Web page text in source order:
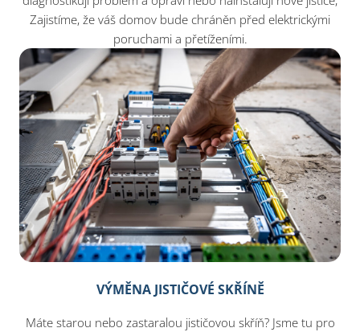
Zajistíme, že váš domov bude chráněn před elektrickými
poruchami a přetíženími.
VÝMĚNA JISTIČOVÉ SKŘÍNĚ
Máte starou nebo zastaralou jističovou skříň? Jsme tu pro